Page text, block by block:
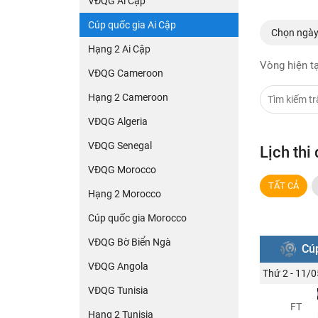
Cúp quốc gia Ai Cập
Hạng 2 Ai Cập
VĐQG Cameroon
Hạng 2 Cameroon
VĐQG Algeria
VĐQG Senegal
VĐQG Morocco
Hạng 2 Morocco
Cúp quốc gia Morocco
VĐQG Bờ Biển Ngà
VĐQG Angola
VĐQG Tunisia
Hạng 2 Tunisia
Chọn ngày
Vòng hiện
Lịch thi
TẤT CẢ
Thứ 2 - 11/
FT